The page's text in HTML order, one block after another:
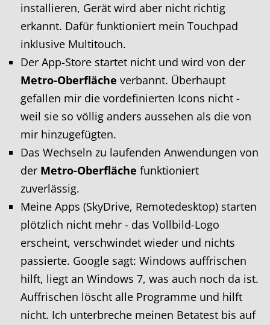
installieren, Gerät wird aber nicht richtig
erkannt. Dafür funktioniert mein Touchpad
inklusive Multitouch.
Der App-Store startet nicht und wird von der
Metro-Oberfläche verbannt. Überhaupt
gefallen mir die vordefinierten Icons nicht -
weil sie so völlig anders aussehen als die von
mir hinzugefügten.
Das Wechseln zu laufenden Anwendungen von
der Metro-Oberfläche funktioniert
zuverlässig.
Meine Apps (SkyDrive, Remotedesktop) starten
plötzlich nicht mehr - das Vollbild-Logo
erscheint, verschwindet wieder und nichts
passierte. Google sagt: Windows auffrischen
hilft, liegt an Windows 7, was auch noch da ist.
Auffrischen löscht alle Programme und hilft
nicht. Ich unterbreche meinen Betatest bis auf